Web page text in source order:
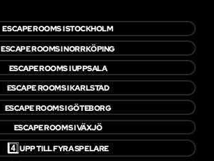
ESCAPE ROOMS I STOCKHOLM
ESCAPE ROOMS I NORRKÖPING
ESCAPE ROOMS I UPPSALA
ESCAPE ROOMS I KARLSTAD
ESCAPE ROOMS I GÖTEBORG
ESCAPE ROOMS I VÄXJÖ
4️⃣UPP TILL FYRA SPELARE